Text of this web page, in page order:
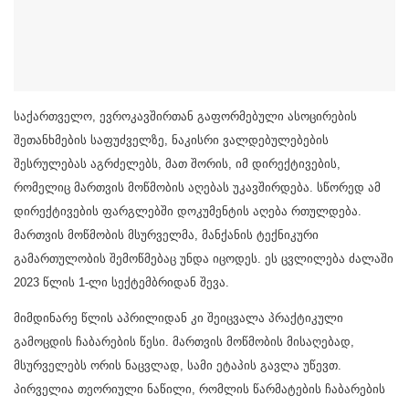
საქართველო, ევროკავშირთან გაფორმებული ასოცირების
შეთანხმების საფუძველზე, ნაკისრი ვალდებულებების
შესრულებას აგრძელებს, მათ შორის, იმ დირექტივების,
რომელიც მართვის მოწმობის აღებას უკავშირდება. სწორედ ამ
დირექტივების ფარგლებში დოკუმენტის აღება რთულდება.
მართვის მოწმობის მსურველმა, მანქანის ტექნიკური
გამართულობის შემოწმებაც უნდა იცოდეს. ეს ცვლილება ძალაში
2023 წლის 1-ლი სექტემბრიდან შევა.
მიმდინარე წლის აპრილიდან კი შეიცვალა პრაქტიკული
გამოცდის ჩაბარების წესი. მართვის მოწმობის მისაღებად,
მსურველებს ორის ნაცვლად, სამი ეტაპის გავლა უწევთ.
პირველია თეორიული ნაწილი, რომლის წარმატების ჩაბარების